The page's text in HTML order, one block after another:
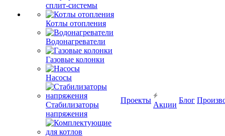
сплит-системы
Котлы отопления
Водонагреватели
Газовые колонки
Насосы
Стабилизаторы
напряжения
Проекты
Акции
Блог